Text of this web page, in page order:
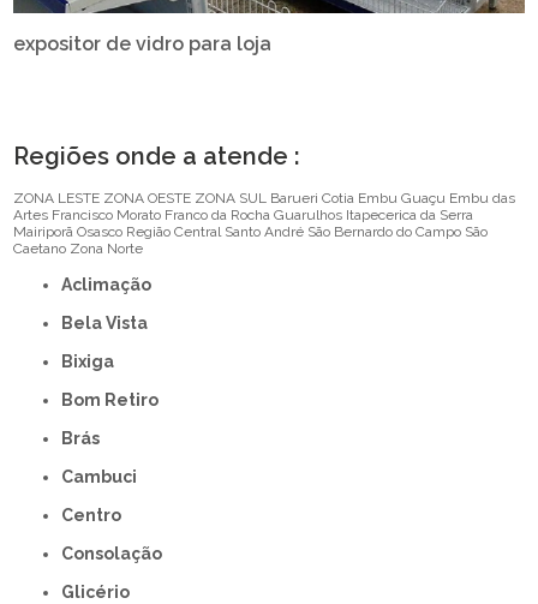
expositor de vidro para loja
Regiões onde a atende :
ZONA LESTE ZONA OESTE ZONA SUL Barueri Cotia Embu Guaçu Embu das
Artes Francisco Morato Franco da Rocha Guarulhos Itapecerica da Serra
Mairiporã Osasco Região Central Santo André São Bernardo do Campo São
Caetano Zona Norte
Aclimação
Bela Vista
Bixiga
Bom Retiro
Brás
Cambuci
Centro
Consolação
Glicério